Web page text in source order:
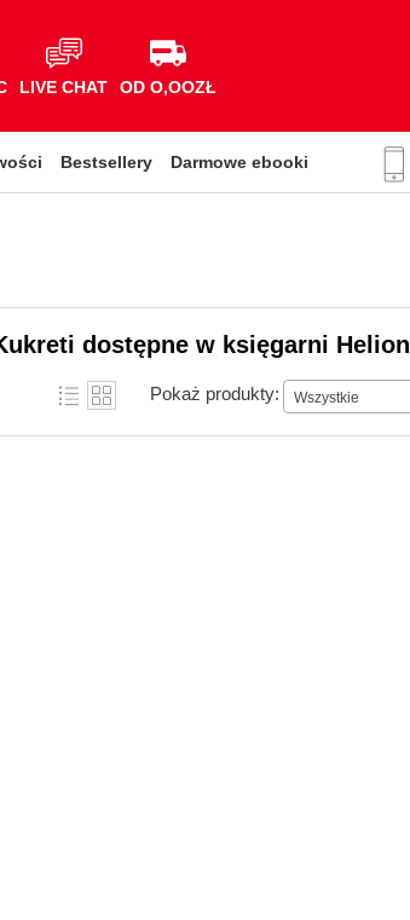
LIVE CHAT OD O,OOZŁ
Bestsellery Darmowe ebooki
dostępne w księgarni Helion
Pokaż produkty: Wszystkie